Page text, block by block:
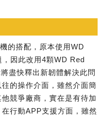
的搭配，原本使用WD
因此改用4顆WD Red
盡快釋出新韌體解決此問
的操作介面，雖然介面簡
競爭廠商，實在是有待加
行動APP支援方面，雖然